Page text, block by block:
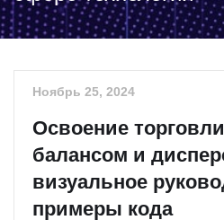
Ноябрь 25, 2024
Освоение
балансом и
визуальное
примеры кода